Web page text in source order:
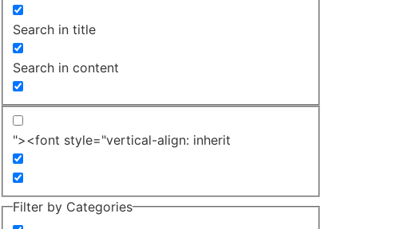
Search in title
Search in content
"><font style="vertical-align: inherit
Filter by Categories